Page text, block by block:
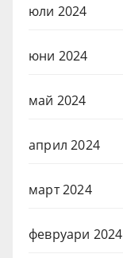
юли 2024
юни 2024
май 2024
април 2024
март 2024
февруари 2024